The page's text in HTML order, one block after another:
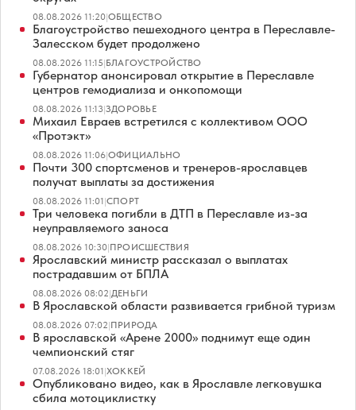
08.08.2026 11:20|ОБЩЕСТВО
Благоустройство пешеходного центра в Переславле-
Залесском будет продолжено
08.08.2026 11:15|БЛАГОУСТРОЙСТВО
Губернатор анонсировал открытие в Переславле
центров гемодиализа и онкопомощи
08.08.2026 11:13|ЗДОРОВЬЕ
Михаил Евраев встретился с коллективом ООО
«Протэкт»
08.08.2026 11:06|ОФИЦИАЛЬНО
Почти 300 спортсменов и тренеров-ярославцев
получат выплаты за достижения
08.08.2026 11:01|СПОРТ
Три человека погибли в ДТП в Переславле из-за
неуправляемого заноса
08.08.2026 10:30|ПРОИСШЕСТВИЯ
Ярославский министр рассказал о выплатах
пострадавшим от БПЛА
08.08.2026 08:02|ДЕНЬГИ
В Ярославской области развивается грибной туризм
08.08.2026 07:02|ПРИРОДА
В ярославской «Арене 2000» поднимут еще один
чемпионский стяг
07.08.2026 18:01|ХОККЕЙ
Опубликовано видео, как в Ярославле легковушка
сбила мотоциклистку